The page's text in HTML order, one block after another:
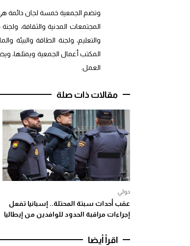
وتضم الجمعية خمسة لجان دائمة هي
المجتمعات المدنية والثقافة،
والتعليم، ولجنة الطاقة والبيئة
المكتب أعمال الجمعية ويمثلها،
العمل.
مقالات ذات صلة
دولي
عقب أحداث سبتة المحتلة.. إسبانيا تفعل
إجراءات مراقبة الحدود للوافدين من إيطاليا
اقرأ أيضا